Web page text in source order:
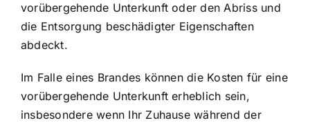
vorübergehende Unterkunft oder den Abriss und
die Entsorgung beschädigter Eigenschaften
abdeckt.
Im Falle eines Brandes können die Kosten für eine
vorübergehende Unterkunft erheblich sein,
insbesondere wenn Ihr Zuhause während der